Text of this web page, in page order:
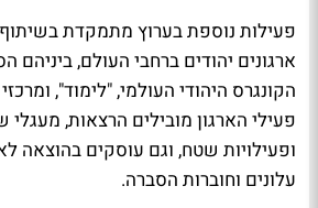
פעילות נוספת בערוץ מתמקדת
ארגונים יהודים ברחבי העולם, ביניהם
הקונגרס היהודי העולמי, "לימוד",
פעילי הארגון מובילים הרצאות,
ופעילויות שטח, וגם עוסקים בהוצאה
עלונים וחוברות הסברה.